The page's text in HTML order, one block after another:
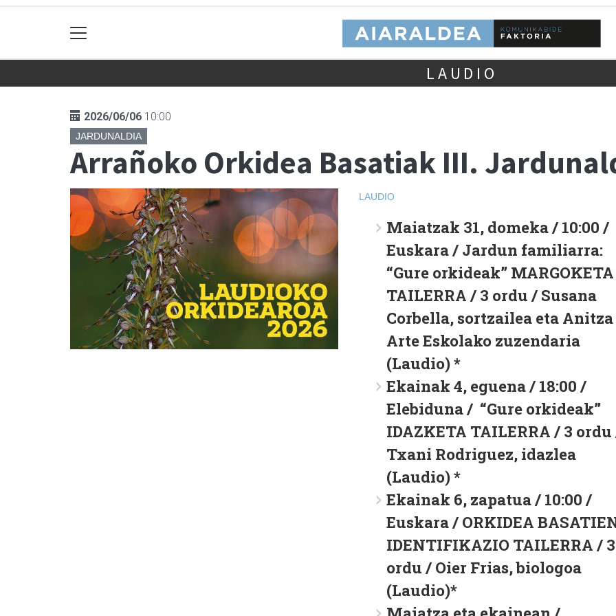
LAUDIO
2026/06/06 10:00
JARDUNALDIA
Arrañoko Orkidea Basatiak III.
LAUDIO
Maiatzak 31, domeka / 10:00 /
Euskara / Jardun familiarra:
“Gure orkideak” MARGOKETA
TAILERRA / 3 ordu / Susana
Corbella, sortzailea eta Anitza
Arte Eskolako zuzendaria
(Laudio) *
Ekainak 4, eguena / 18:00 /
Elebiduna / “Gure orkideak”
IDAZKETA TAILERRA / 3 ordu
Txani Rodriguez, idazlea
(Laudio) *
Ekainak 6, zapatua / 10:00 /
Euskara / ORKIDEA
IDENTIFIKAZIO TAILERRA / 3
ordu / Oier Frias, biologoa
(Laudio)*